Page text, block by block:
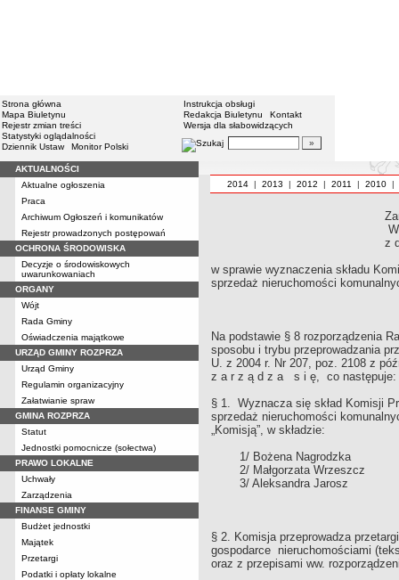
Strona główna
Mapa Biuletynu
Rejestr zmian treści
Statystyki oglądalności
Dziennik Ustaw
Monitor Polski
Instrukcja obsługi
Redakcja Biuletynu
Kontakt
Wersja dla słabowidzących
AKTUALNOŚCI
Aktualne ogłoszenia
Praca
Archiwum Ogłoszeń i komunikatów
Rejestr prowadzonych postępowań
OCHRONA ŚRODOWISKA
Decyzje o środowiskowych
uwarunkowaniach
ORGANY
Wójt
Rada Gminy
Oświadczenia majątkowe
URZĄD GMINY ROZPRZA
Urząd Gminy
Regulamin organizacyjny
Załatwianie spraw
GMINA ROZPRZA
Statut
Jednostki pomocnicze (sołectwa)
PRAWO LOKALNE
Uchwały
Zarządzenia
FINANSE GMINY
Budżet jednostki
Majątek
Przetargi
Podatki i opłaty lokalne
2014| 2013 | 2012 | 2011 | 2010|
z
w sprawie wyznaczenia składu
sprzedaż nieruchomości
Na podstawie § 8 rozporządzenia
sposobu i trybu przeprowadzania
U. z 2004 r. Nr 207, poz. 2108 z
z a r z ą d z a s i ę, co następuje:
§ 1. Wyznacza się skład Komisji
sprzedaż nieruchomości
„Komisją”, w składzie:
1/ Bożena Nagrodzka
2/ Małgorzata Wrzeszcz
3/ Aleksandra Jarosz
§ 2. Komisja przeprowadza
gospodarce nieruchomościami
oraz z przepisami ww.